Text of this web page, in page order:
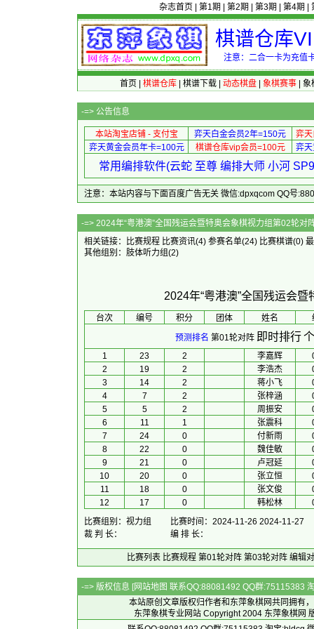
杂志首页 第1期 第2期 第3期 第4期
棋谱仓库
注意：二合一卡为充值
首页 棋谱仓库| 棋谱下载| 动态棋盘| 象棋赛事| 象
-=> 公告信息
本站淘宝店铺 - 支付宝 弈天白金会员2年=150元
弈
弈天黄金会员年卡=100元
棋谱仓库vip会员=100元 弈
常用编排软件(云蛇 至尊 编排大师 小河
注意：本站内容与下面百度广告无关 微信:dpxqcom QQ号
-=> 2024年“粤港澳”全国残运会暨特奥会象
相关链接：
比赛规程 比赛资讯(4) 参赛名单(24) 比赛棋谱(0)
其他组别： 肢体听力组(2)
2024年“粤港澳”全国残运会
台次 编号 积分 团体 姓名
预测排名 第01轮对阵 即时排行
1 23 2 李嘉辉
2
19 2 李浩杰
3
14 2 蒋小飞
4
7 2 张梓涵
5
5 2 周振安
6
11 1 张震科
7
24 0 付新雨
8
22 0 魏佳敏
9
21 0 卢冠延
10
20 0 张立恒
11
18 0 张文俊
12
17 0 韩松林
比赛组别：视力组
比赛时间：2024-11-26 2024-11-27
裁 判 长：
编 排 长：
比赛列表 比赛规程 第01轮对阵 第03轮对阵 编辑
-=> 版权信息 [网站地图 联系QQ:88081492 QQ群:75115383
本站原创文章版权归作者和 东萍象棋网共同拥有
东萍象棋专业网站 Copyright 2004 东萍象棋网